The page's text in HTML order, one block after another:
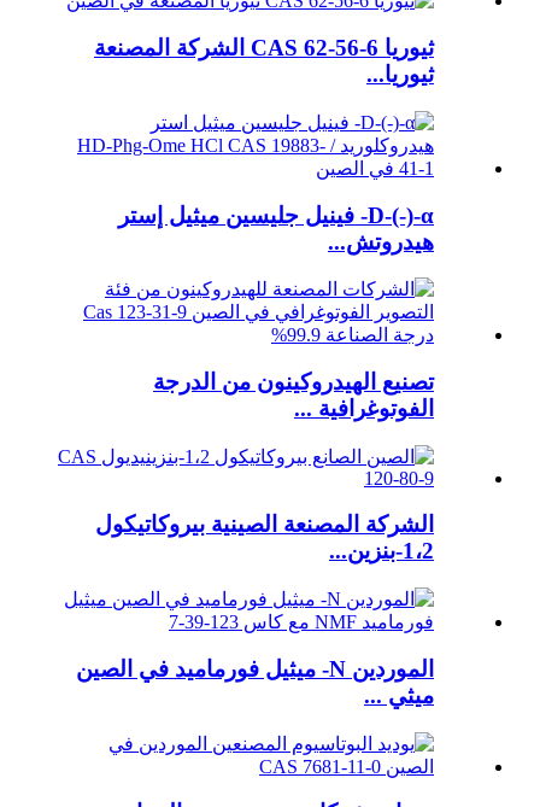
ثيوريا CAS 62-56-6 الشركة المصنعة
ثيوريا...
D-(-)-α- فينيل جليسين ميثيل إستر
هيدروتش...
تصنيع الهيدروكينون من الدرجة
الفوتوغرافية ...
الشركة المصنعة الصينية بيروكاتيكول
1،2-بنزين...
الموردين N- ميثيل فورماميد في الصين
ميثي ...